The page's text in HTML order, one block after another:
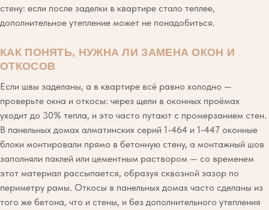
стену: если после заделки в квартире стало теплее,
дополнительное утепление может не понадобиться.
КАК ПОНЯТЬ, НУЖНА ЛИ ЗАМЕНА ОКОН И
ОТКОСОВ
Если швы заделаны, а в квартире всё равно холодно —
проверьте окна и откосы: через щели в оконных проёмах
уходит до 30% тепла, и это часто путают с промерзанием стен.
В панельных домах алматинских серий 1-464 и 1-447 оконные
блоки монтировали прямо в бетонную стену, а монтажный шов
заполняли паклей или цементным раствором — со временем
этот материал рассыпается, образуя сквозной зазор по
периметру рамы. Откосы в панельных домах часто сделаны из
того же бетона, что и стены, и без дополнительного утепления